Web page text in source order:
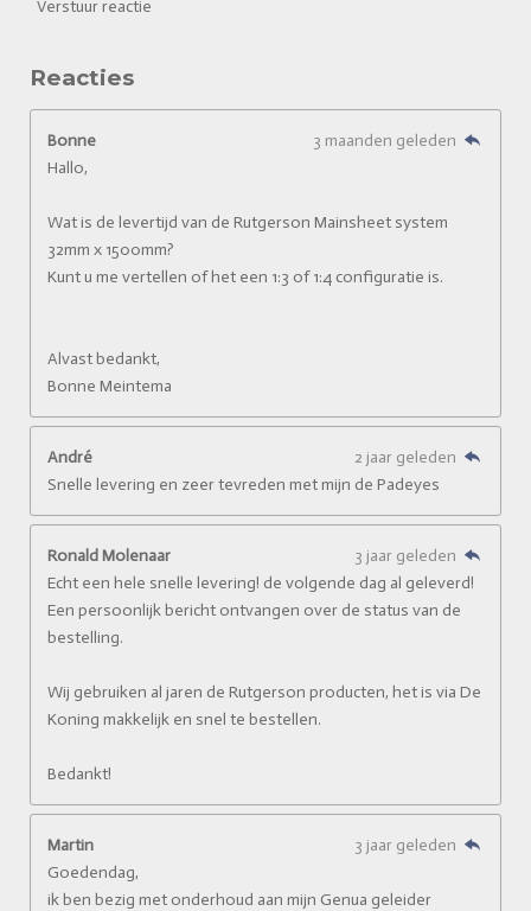
Verstuur reactie
Reacties
Bonne
3 maanden geleden
Hallo,
Wat is de levertijd van de Rutgerson Mainsheet system
32mm x 1500mm?
Kunt u me vertellen of het een 1:3 of 1:4 configuratie is.
Alvast bedankt,
Bonne Meintema
André
2 jaar geleden
Snelle levering en zeer tevreden met mijn de Padeyes
Ronald Molenaar
3 jaar geleden
Echt een hele snelle levering! de volgende dag al geleverd!
Een persoonlijk bericht ontvangen over de status van de
bestelling.
Wij gebruiken al jaren de Rutgerson producten, het is via De
Koning makkelijk en snel te bestellen.
Bedankt!
Martin
3 jaar geleden
Goedendag,
ik ben bezig met onderhoud aan mijn Genua geleider